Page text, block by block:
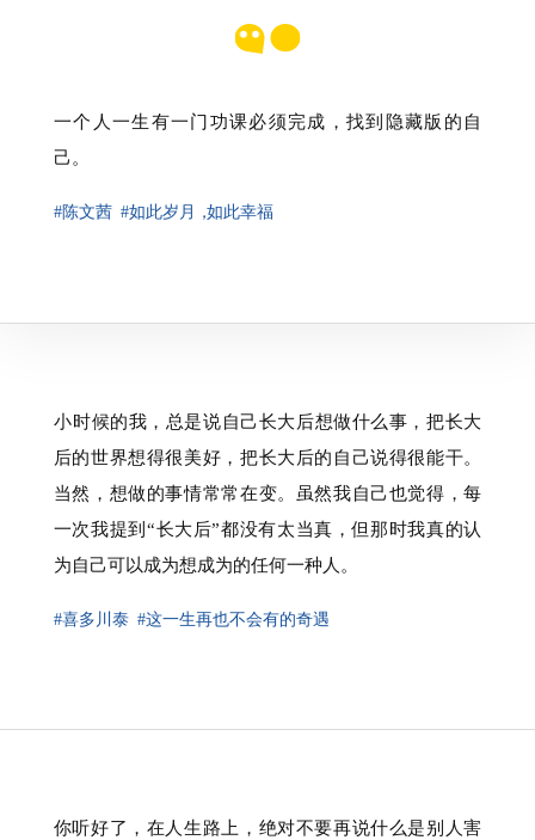
一个人一生有一门功课必须完成，找到隐藏版的自
己。
#陈文茜 #如此岁月 ，如此幸福
⁠小时候的我，总是说自己长大后想做什么事，把长大
后的世界想得很美好，把长大后的自己说得很能干。
当然，想做的事情常常在变。虽然我自己也觉得，每
一次我提到“长大后”都没有太当真，但那时我真的认
为自己可以成为想成为的任何一种人。
#喜多川泰 #这一生再也不会有的奇遇
你听好了，在人生路上，绝对不要再说什么是别人害